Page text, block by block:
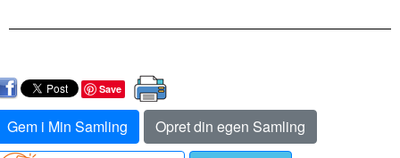
Save
Gem i Min Samling
Opret din egen Samling